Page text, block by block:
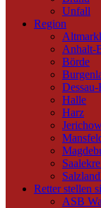
Unfall
Region
Anhalt-
Börde
Halle
Harz
Retter stellen
ASB